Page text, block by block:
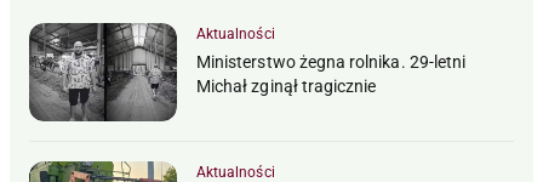
Aktualności
Ministerstwo żegna rolnika. 29-letni
Michał zginął tragicznie
Aktualności